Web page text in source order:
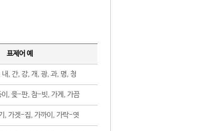
표제어 예
, 간, 강, 개, 광, 과, 명, 청
, 윷-판, 참-빗, 가게, 가끔
, 가겟-집, 가까이, 가락-엿